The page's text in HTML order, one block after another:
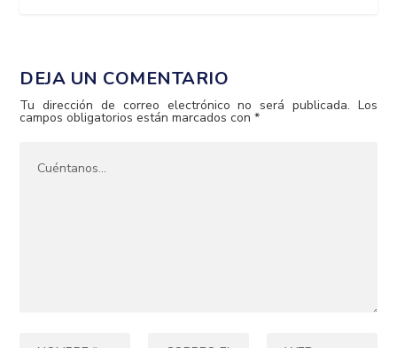
DEJA UN COMENTARIO
Tu dirección de correo electrónico no será publicada. Los
campos obligatorios están marcados con*